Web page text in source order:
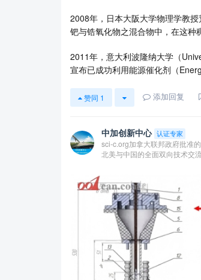
2008年，日本大阪大学物理学教
钯与锆氧化物之混合物中，在这种
2011年，意大利波隆纳大学（
宣布已成功利用能源催化剂（
赞同 1 添加回复
中加创新中心 认证专家
sci-c.org加拿大联邦政府批准
北美与中国的全面双向技术交